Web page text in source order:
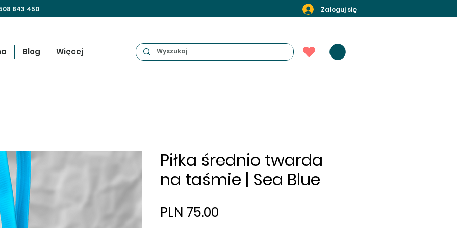
843 450 Zaloguj się
Blog Więcej
Piłka średnio twarda
na taśmie | Sea Blue
PLN 75.00